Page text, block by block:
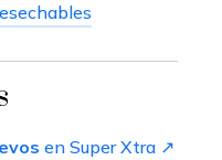
en Super Xtra ↗